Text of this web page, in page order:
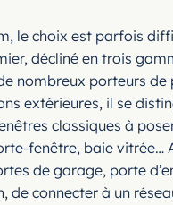
le choix est parfois
décliné en trois
nombreux porteurs
extérieures, il se
classiques à
fenêtre, baie vitrée…
de garage, porte
de connecter à un